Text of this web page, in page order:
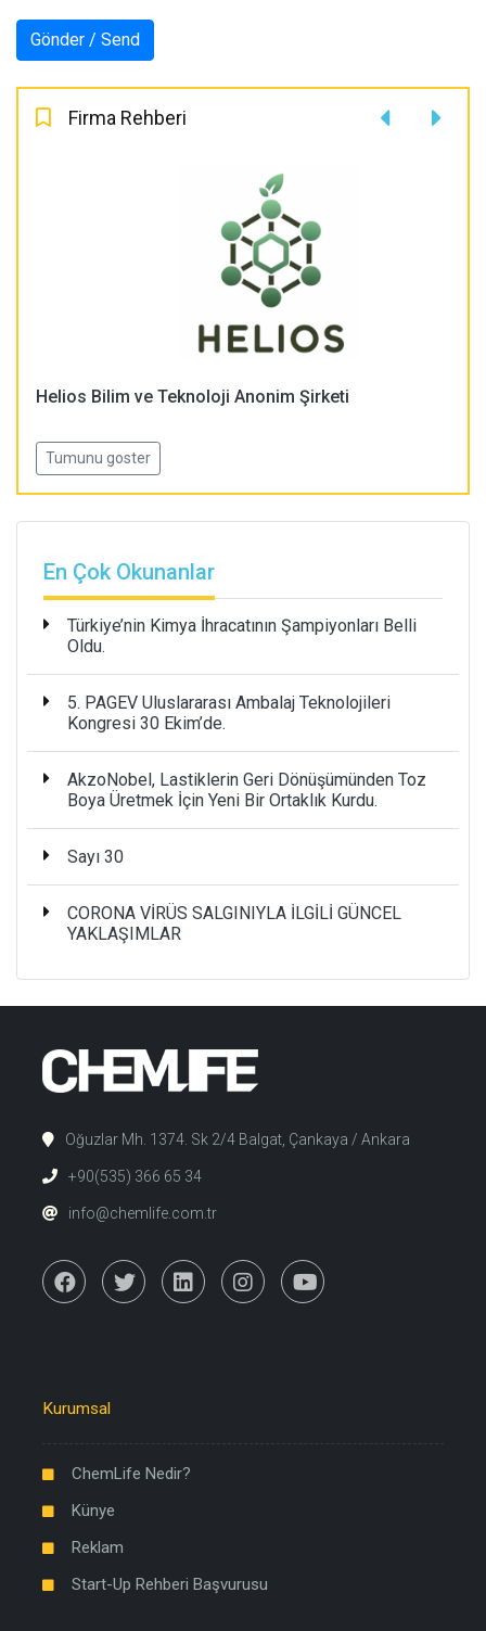
Firma Rehberi
Helios Bilim ve Teknoloji Anonim Şirketi
Tumunu goster
En Çok Okunanlar
Türkiye’nin Kimya İhracatının Şampiyonları Belli
Oldu.
5. PAGEV Uluslararası Ambalaj Teknolojileri
Kongresi 30 Ekim’de.
AkzoNobel, Lastiklerin Geri Dönüşümünden Toz
Boya Üretmek İçin Yeni Bir Ortaklık Kurdu.
Sayı 30
CORONA VİRÜS SALGINIYLA İLGİLİ GÜNCEL
YAKLAŞIMLAR
Oğuzlar Mh. 1374. Sk 2/4 Balgat, Çankaya / Ankara
+90(535) 366 65 34
info@chemlife.com.tr
Kurumsal
ChemLife Nedir?
Künye
Reklam
Start-Up Rehberi Başvurusu